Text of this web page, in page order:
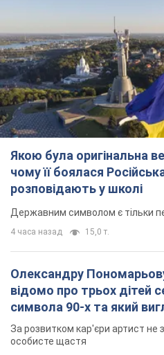
Якою була оригінальна
чому її боялася
розповідають у школі
Державним символом є тільки
4 часа назад 15,0 т.
Олександру
відомо про трьох дітей
символа 90-х та який
мають
За розвитком кар'єри артист не
особисте щастя